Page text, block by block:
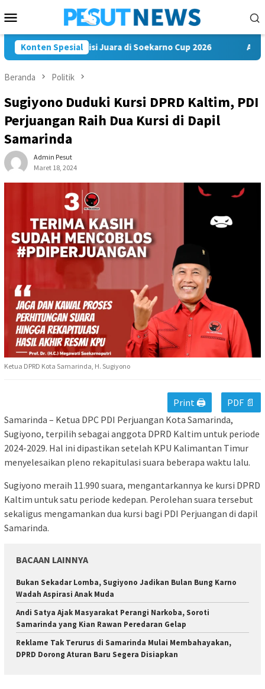
ke
Mobile
Konten Spesial
FC Bawa Misi Juara di Soekarno Cup 2026 Andi Satya
Beranda Politik
Sugiyono Duduki Kursi DPRD Kaltim, PDI
Perjuangan Raih Dua Kursi di Dapil
Samarinda
Admin Pesut
Maret 18, 2024
Ketua DPRD Kota Samarinda, H. Sugiyono
Print 🖨
PDF 📄
Samarinda – Ketua DPC PDI Perjuangan Kota Samarinda,
Sugiyono, terpilih sebagai anggota DPRD Kaltim untuk periode
2024-2029. Hal ini dipastikan setelah KPU Kalimantan Timur
menyelesaikan pleno rekapitulasi suara beberapa waktu lalu.
Sugiyono meraih 11.990 suara, mengantarkannya ke kursi DPRD
Kaltim untuk satu periode kedepan. Perolehan suara tersebut
sekaligus mengamankan dua kursi bagi PDI Perjuangan di dapil
Samarinda.
BACAAN LAINNYA
Bukan Sekadar Lomba, Sugiyono Jadikan Bulan Bung Karno
Wadah Aspirasi Anak Muda
Andi Satya Ajak Masyarakat Perangi Narkoba, Soroti
Samarinda yang Kian Rawan Peredaran Gelap
Reklame Tak Terurus di Samarinda Mulai Membahayakan,
DPRD Dorong Aturan Baru Segera Disiapkan